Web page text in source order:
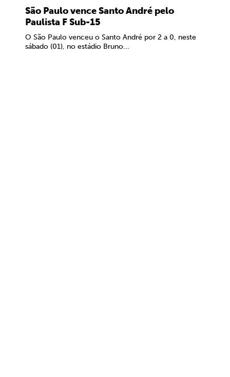
São Paulo vence Santo André pelo
Paulista F Sub-15
O São Paulo venceu o Santo André por 2 a 0, neste
sábado (01), no estádio Bruno...